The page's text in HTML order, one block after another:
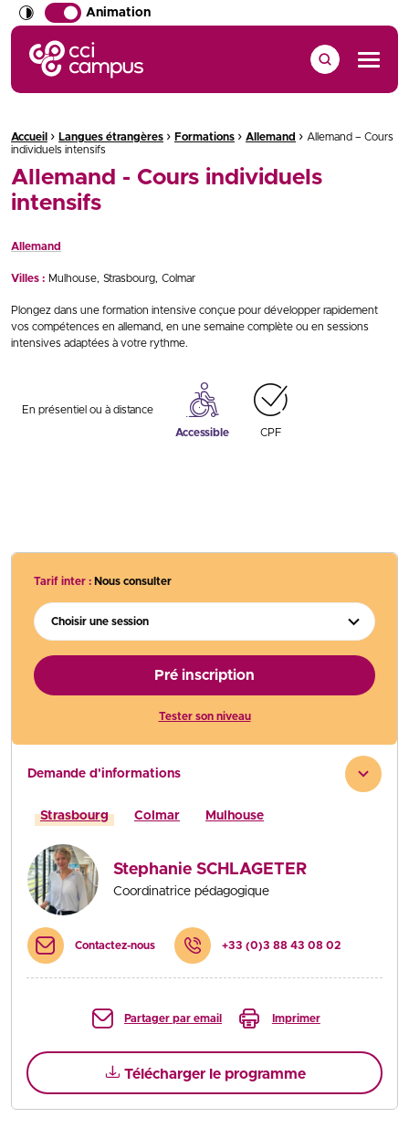
Animation
CCI Campus La formation qui vous ressemble
Menu
Fil d'Ariane :
Accueil › Langues étrangères › Formations › Allemand › Allemand – Cours
individuels intensifs
Allemand - Cours individuels
intensifs
Allemand
Villes : Mulhouse Strasbourg Colmar
Plongez dans une formation intensive conçue pour développer rapidement
vos compétences en allemand, en une semaine complète ou en sessions
intensives adaptées à votre rythme.
En présentiel ou à distance
Accessible CPF
Tarif inter : Nous consulter
Choisir une session
Pré inscription
Tester son niveau
Demande d'informations
Strasbourg Colmar Mulhouse
Stephanie SCHLAGETER
Coordinatrice pédagogique
Contactez-nous +33 (0)3 88 43 08 02
Partager par email Imprimer
Télécharger le programme